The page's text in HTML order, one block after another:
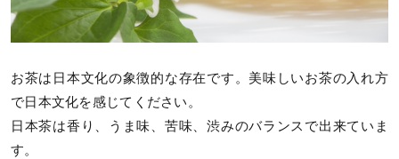
お茶は日本文化の象徴的な存在です。美味しいお茶の入れ方
で日本文化を感じてください。
日本茶は香り、うま味、苦味、渋みのバランスで出来ていま
す。